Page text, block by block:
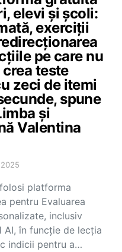
elevi și școli:
exerciții
pe care nu
teste
zeci de itemi
spune
și
Valentina
platforma
pentru Evaluarea
inclusiv
în funcție de lecția
indicii pentru a…